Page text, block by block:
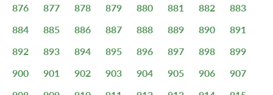
876
877 878 879 880 881 882
883
884
885 886 887 888 889 890
891
892
893 894 895 896 897 898
899
900
901 902 903 904 905 906
907